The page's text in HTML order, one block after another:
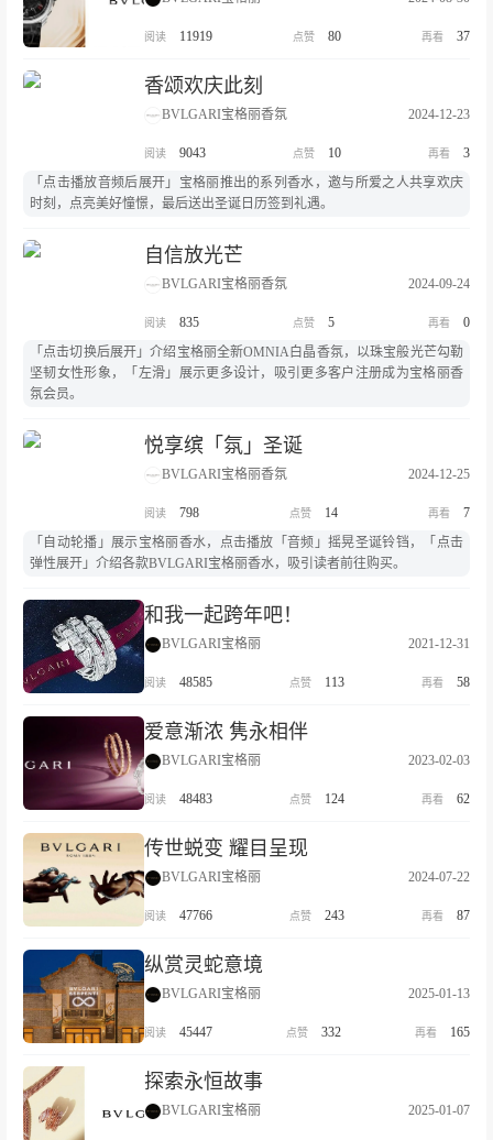
11919 80 37
香颂欢庆此刻
BVLGARI宝格丽香氛 2024-12-23
9043 10
3
「点击播放音频后展开」宝格丽推出的系列香水，邀与所爱之人共享欢庆
时刻，点亮美好憧憬，最后送出圣诞日历签到礼遇。
自信放光芒
BVLGARI宝格丽香氛 2024-09-24
835 5
0
「点击切换后展开」介绍宝格丽全新OMNIA白晶香氛，以珠宝般光芒勾勒
坚韧女性形象，「左滑」展示更多设计，吸引更多客户注册成为宝格丽香
氛会员。
悦享缤「氛」圣诞
BVLGARI宝格丽香氛 2024-12-25
798 14
7
「自动轮播」展示宝格丽香水，点击播放「音频」摇晃圣诞铃铛，「点击
弹性展开」介绍各款BVLGARI宝格丽香水，吸引读者前往购买。
和我一起跨年吧！
BVLGARI宝格丽 2021-12-31
48585 113 58
爱意渐浓 隽永相伴
BVLGARI宝格丽 2023-02-03
48483 124 62
传世蜕变 耀目呈现
BVLGARI宝格丽 2024-07-22
47766 243 87
纵赏灵蛇意境
BVLGARI宝格丽 2025-01-13
45447 332 165
探索永恒故事
BVLGARI宝格丽 2025-01-07